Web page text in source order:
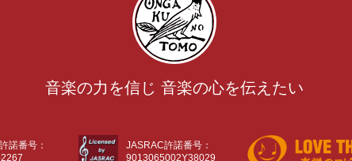
音楽の力を信じ 音楽の心を伝えたい
諾番号：
JASRAC許諾番号：
9013065002Y38029